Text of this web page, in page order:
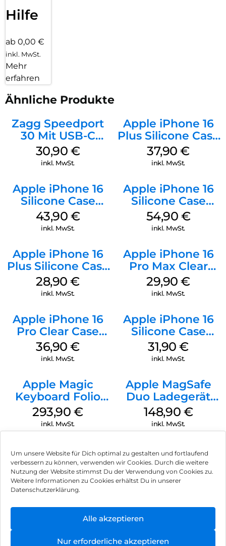
Um unsere Website für Dich optimal zu gestalten und fortlaufend
verbessern zu können, verwenden wir Cookies. Durch die weitere
Nutzung der Website stimmst Du der Verwendung von Cookies zu.
Weitere Informationen zu Cookies erhältst Du in unserer
Datenschutzerklärung.
Alle akzeptieren
Nur erforderliche akzeptieren
Hilfe
ab 0,00 €
inkl. MwSt.
Mehr
erfahren
Ähnliche Produkte
Zagg Speedport
30 Mit USB-C
Kabel Weiß
30,90 €
inkl. MwSt.
Apple iPhone 16
Plus Silicone Case
MagSafe Lake
Green
37,90€
inkl. MwSt.
Apple iPhone 16
Silicone Case
MagSafe Plum
43,90 €
inkl. MwSt.
Apple iPhone 16
Silicone Case
MagSafe Lake
Green
54,90 €
inkl. MwSt.
Apple iPhone 16
Plus Silicone Case
MagSafe Black
28,90€
inkl. MwSt.
Apple iPhone 16
Pro Max Clear
Case MagSafe
Transparent
29,90€
inkl. MwSt.
Apple iPhone 16
Pro Clear Case
MagSafe
Transparent
36,90€
inkl. MwSt.
Apple iPhone 16
Silicone Case
MagSafe Fuchsia
31,90€
inkl. MwSt.
Apple Magic
Keyboard Folio
iPad 10.9″ (10.Gen.)
Weiß
293,90€
inkl. MwSt.
Apple MagSafe
Duo Ladegerät
Weiß
148,90 €
inkl. MwSt.
Impressum